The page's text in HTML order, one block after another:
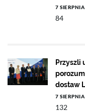
7
84
Przyszli
dostaw
7
132